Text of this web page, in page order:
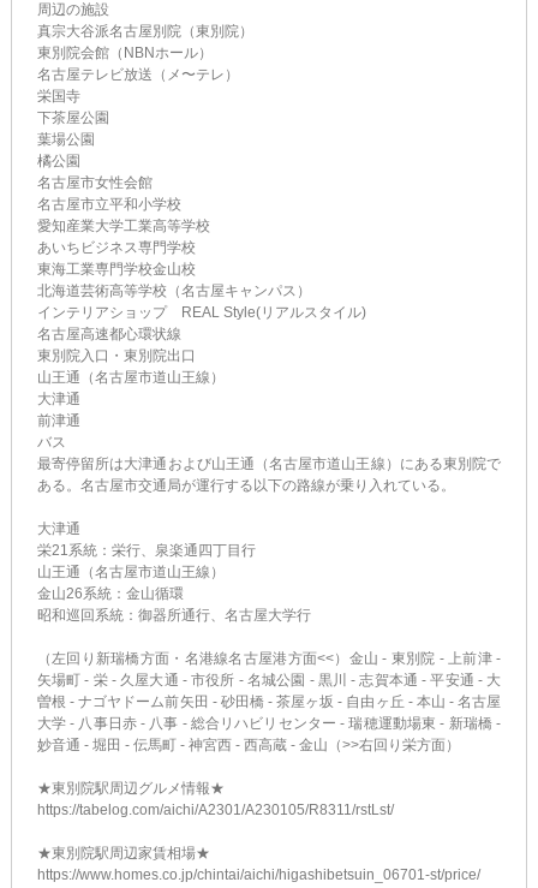
周辺の施設
真宗大谷派名古屋別院（東別院）
東別院会館（NBNホール）
名古屋テレビ放送（メ〜テレ）
栄国寺
下茶屋公園
葉場公園
橘公園
名古屋市女性会館
名古屋市立平和小学校
愛知産業大学工業高等学校
あいちビジネス専門学校
東海工業専門学校金山校
北海道芸術高等学校（名古屋キャンパス）
インテリアショップ REAL Style(リアルスタイル)
名古屋高速都心環状線
東別院入口・東別院出口
山王通（名古屋市道山王線）
大津通
前津通
バス
最寄停留所は大津通および山王通（名古屋市道山王線）にある東別院で
ある。名古屋市交通局が運行する以下の路線が乗り入れている。
大津通
栄21系統：栄行、泉楽通四丁目行
山王通（名古屋市道山王線）
金山26系統：金山循環
昭和巡回系統：御器所通行、名古屋大学行
（左回り新瑞橋方面・名港線名古屋港方面<<）金山 - 東別院 - 上前津 -
矢場町 - 栄 - 久屋大通 - 市役所 - 名城公園 - 黒川 - 志賀本通 - 平安通 - 大
曽根 - ナゴヤドーム前矢田 - 砂田橋 - 茶屋ヶ坂 - 自由ヶ丘 - 本山 - 名古屋
大学 - 八事日赤 - 八事 - 総合リハビリセンター - 瑞穂運動場東 - 新瑞橋 -
妙音通 - 堀田 - 伝馬町 - 神宮西 - 西高蔵 - 金山（>>右回り栄方面）
★東別院駅周辺グルメ情報★
https://tabelog.com/aichi/A2301/A230105/R8311/rstLst/
★東別院駅周辺家賃相場★
https://www.homes.co.jp/chintai/aichi/higashibetsuin_06701-st/price/